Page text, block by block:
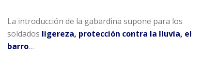
La introducción de la gabardina supone para los
soldados ligereza, protección contra la lluvia, el
barro…